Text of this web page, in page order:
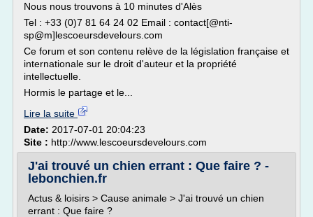
Nous nous trouvons à 10 minutes d'Alès
Tel : +33 (0)7 81 64 24 02 Email : contact[@nti-
sp@m]lescoeursdevelours.com
Ce forum et son contenu relève de la législation française et
internationale sur le droit d'auteur et la propriété
intellectuelle.
Hormis le partage et le...
Lire la suite
Date: 2017-07-01 20:04:23
Site : http://www.lescoeursdevelours.com
J'ai trouvé un chien errant : Que faire ? -
lebonchien.fr
Actus & loisirs > Cause animale > J'ai trouvé un chien
errant : Que faire ?